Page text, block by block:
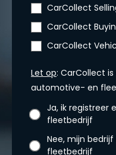
CarCollect
CarCollect
CarCollect
Let op: CarCollect
automotive- en
Ja, ik registreer
fleetbedrijf
Nee, mijn
fleetbedrijf